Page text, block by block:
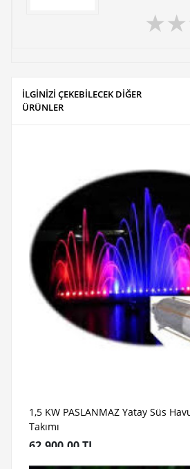
★★
İLGİNİZİ ÇEKEBİLECEK DİĞER
ÜRÜNLER
1,5 KW PASLANMAZ Yatay Süs
Takımı
62,900.00 TL